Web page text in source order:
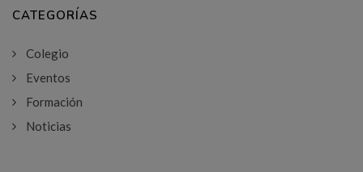
CATEGORÍAS
Colegio
Eventos
Formación
Noticias